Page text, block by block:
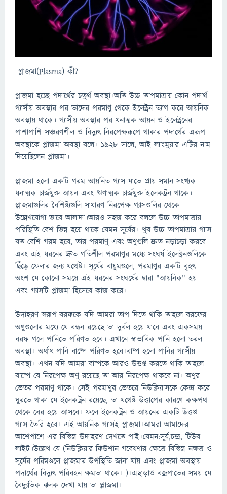
প্লাজমা(Plasma) কী?
প্লাজমা হচ্ছে পদার্থের চতুর্থ অবস্থা।অতি উচ্চ তাপমাত্রায় কোন পদার্থ
গ্যাসীয় অবস্থার পর তাদের পরমাণু থেকে ইলেক্ট্রন ত্যাগ করে আয়নিক
অবস্থায় থাকে। গ্যাসীয় অবস্থার পর ধনাত্মক আয়ন ও ইলেক্ট্রনের
পাশাপাশি সঞ্চরণশীল ও বিদ্যুৎ নিরপেক্ষরূপে থাকার পদার্থের এরূপ
অবস্থাকে প্লাজমা অবস্থা বলে। 1928 সালে, আই ল্যাংমুয়ার এটির নাম
দিয়েছিলেন প্লাজমা।
প্লাজমা হলো একটি গরম আয়নিত গ্যাস যাতে প্রায় সমান সংখ্যক
ধনাত্মক চার্জযুক্ত আয়ন এবং ঋণাত্মক চার্জযুক্ত ইলেকট্রন থাকে।
প্লাজমাগুলির বৈশিষ্ট্যগুলি সাধারণ নিরপেক্ষ গ্যাসগুলির থেকে
উল্লেখযোগ্য ভাবে আলাদা।আরও সহজ করে বললে উচ্চ তাপমাত্রায়
পরিস্থিতি বেশ ভিন্ন হয়ে থাকে যেমন সূর্যের। খুব উচ্চ তাপমাত্রায় গ্যাস
যত বেশি গরম হবে, তার পরমাণু এবং অণুগুলি দ্রুত নড়াচড়া করবে
এবং এই ধরনের দ্রুত গতিশীল পরমাণুর মধ্যে সংঘর্ষ ইলেক্ট্রনগুলিকে
ছিঁড়ে ফেলার জন্য যথেষ্ট। সূর্যের বায়ুমণ্ডলে, পরমাণুর একটি বৃহৎ
অংশ যে কোনো সময়ে এই ধরনের সংঘর্ষের দ্বারা "আয়নিক" হয়
এবং গ্যাসটি প্লাজমা হিসেবে কাজ করে।
উদাহরণ স্বরূপ-বরফকে যদি আমরা তাপ দিতে থাকি তাহলে বরফের
অণুগুলোর মধ্যে যে বন্ধন রয়েছে তা দুর্বল হয়ে যাবে এবং একসময়
বরফ গলে পানিতে পরিণত হবে। এখানে স্বাভাবিক পানি হলো তরল
অবস্থা। অর্থাৎ পানি বাষ্পে পরিণত হবে।বাষ্প হলো পানির গ্যাসীয়
অবস্থা। এখন যদি আমরা বাষ্পকে আরও উত্তপ্ত করতে থাকি তাহলে
বাষ্পে যে নিরপেক্ষ অণু রয়েছে তা আর নিরপেক্ষ থাকবে না। অণুর
ভেতর পরমাণু থাকে। সেই পরমাণুর ভেতরে নিউক্লিয়াসকে কেন্দ্র করে
ঘুরতে থাকা যে ইলেকট্রন রয়েছে, তা যথেষ্ট উত্তাপের কারণে কক্ষপথ
থেকে বের হয়ে আসবে। ফলে ইলেকট্রন ও আয়নের একটি উত্তপ্ত
গ্যাস তৈরি হবে। এই আয়নিক গ্যাসই প্লাজমা।আমরা আমাদের
আশেপাশে এর বিভিন্ন উদাহরণ দেখতে পাই।যেমন:সূর্য,চন্দ্র, টিউব
লাইট।উল্লেখ যে (নিউক্লিয়ার ফিউশান গবেষণার ক্ষেত্রে বিভিন্ন নক্ষত্র ও
সূর্যের পরিমণ্ডলে প্লাজমার উপস্থিতি জানা যায় এবং প্লাজমা অবস্থায়
পদার্থের বিদ্যুৎ পরিবহন ক্ষমতা থাকে। )।এছাড়াও বজ্রপাতের সময় যে
বৈদ্যুতিক ঝলক দেখা যায় তা প্লাজমা।